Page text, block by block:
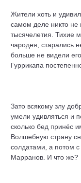
Жители хоть и
самом деле никто не
тысячелетия. Тихие
чародея, старались
больше не видели
Гуррикапа
Зато всякому злу
умели удивляться и
сколько бед принёс
Волшебную страну
солдатами, а потом
Марранов. И что же?